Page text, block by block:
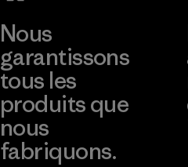
Nous
garantissons
tous les
produits que
nous
fabriquons.